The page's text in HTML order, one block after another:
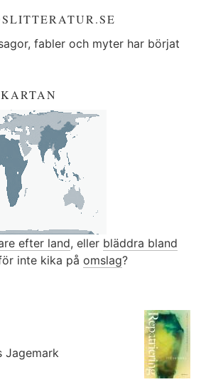
fabler och myter har börjat
efter land, eller bläddra bland
inte kika på omslag?
Jagemark